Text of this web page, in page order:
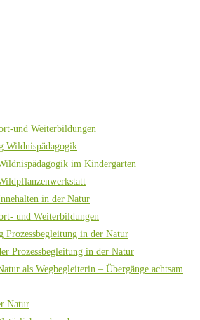
und Weiterbildungen
Wildnispädagogik
im Kindergarten
in der Natur
und Weiterbildungen
Prozessbegleitung in der Natur
Prozessbegleitung in der Natur
als Wegbegleiterin – Übergänge achtsam
Natur